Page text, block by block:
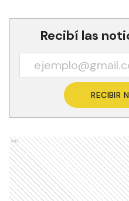
Recibí las
RECIBIR
Ads